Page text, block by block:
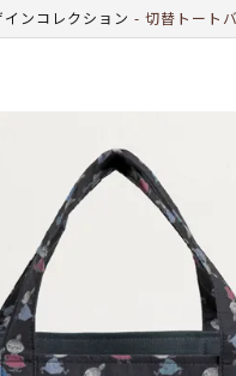
ンコレクション 切替トート